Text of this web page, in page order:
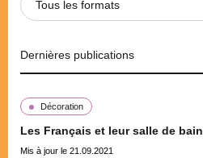
Tous les formats
Dernières publications
Décoration
Les Français et leur salle de bain
Mis à jour le 21.09.2021